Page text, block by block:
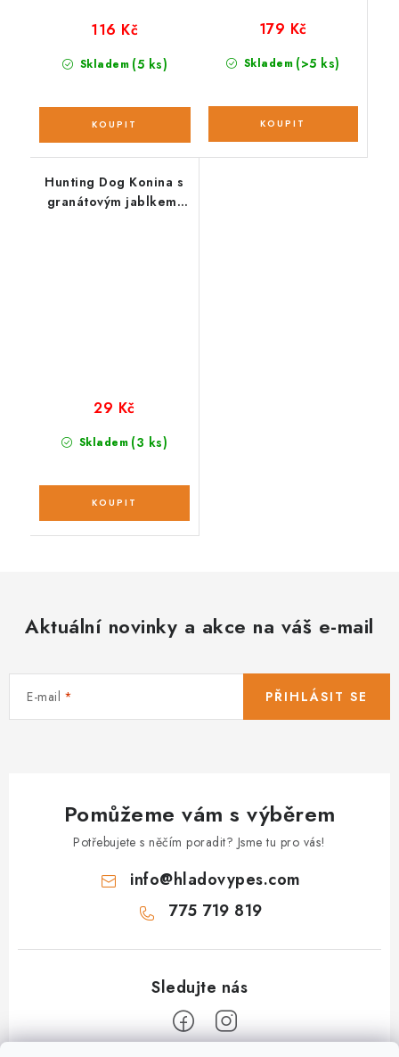
Skladem (5 ks)
116 Kč
Skladem (>5 ks)
179 Kč
Hunting Dog Konina s
granátovým jablkem;
Skladem (3 ks)
29 Kč
Aktuální novinky a akce na váš e-mail
E-mail PŘIHLÁSIT SE
Pomůžeme vám s výběrem
Potřebujete s něčím poradit? Jsme tu pro vás!
info@hladovypes.com
775 719 819